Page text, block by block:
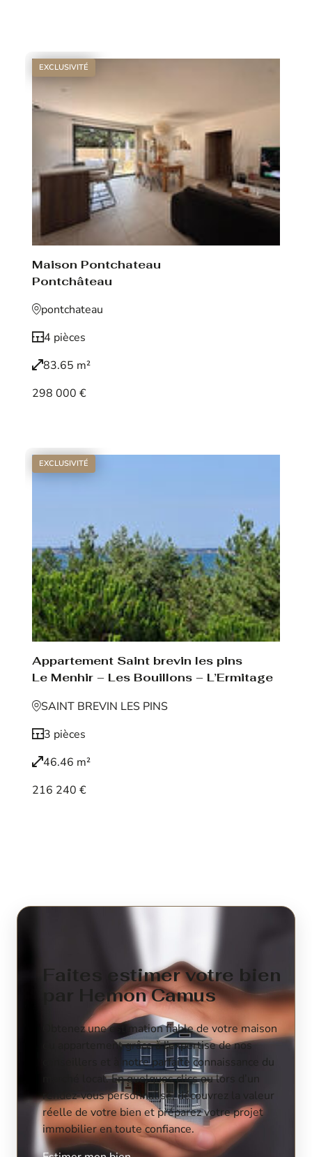
EXCLUSIVITÉ
Maison Pontchateau
Pontchâteau
pontchateau
4 pièces
83.65 m²
298 000 €
EXCLUSIVITÉ
Appartement Saint brevin les pins
Le Menhir – Les Bouillons – L’Ermitage
SAINT BREVIN LES PINS
3 pièces
46.46 m²
216 240 €
Faites estimer votre bien
par Hemon Camus
Obtenez une estimation fiable de votre maison
ou appartement grâce à l’expertise de nos
conseillers et à notre parfaite connaissance du
marché local. En quelques clics ou lors d’un
rendez-vous personnalisé, découvrez la valeur
réelle de votre bien et préparez votre projet
immobilier en toute confiance.